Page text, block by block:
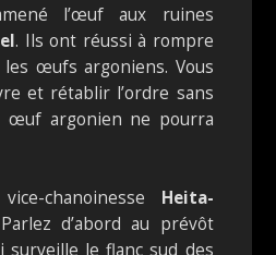
l’œuf aux ruines
. Ils ont réussi à rompre
œufs argoniens. Vous
et rétablir l’ordre sans
œuf argonien ne pourra
chanoinesse Heita-
d’abord au prévôt
surveille le flanc sud des